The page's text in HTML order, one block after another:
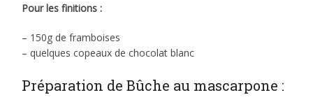
Pour les finitions :
– 150g de framboises
– quelques copeaux de chocolat blanc
Préparation de Bûche au mascarpone :